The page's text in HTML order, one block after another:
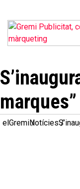
marques”
elGremiNotícies